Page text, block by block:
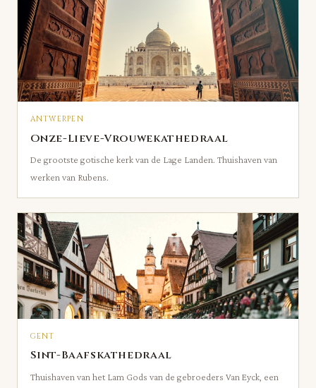
ANTWERPEN
Onze-Lieve-Vrouwekathedraal
De grootste gotische kerk van de Lage Landen. Thuishaven van
werken van Rubens.
GENT
Sint-Baafskathedraal
Thuishaven van het Lam Gods van de gebroeders Van Eyck, een